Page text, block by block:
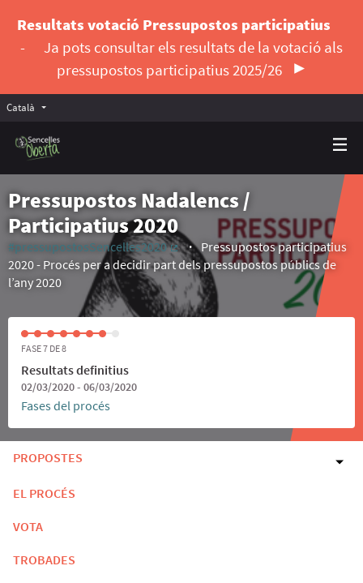
Resultats votació Pressupostos participatius
-
Ja pots consultar els resultats de la votació als
pressupostos participatius 2025/26
Català Triar la llengua
Pressupostos Nadalencs /
Participatius 2020
#pressupostosSencelles2020
(Enllaç extern)
Pressupostos participatius
2020 - Procés per a decidir part dels pressupostos públics de
l’any 2020
FASE 7 DE 8
Resultats definitius
02/03/2020 - 06/03/2020
Fases del procés
PROPOSTES
EL PROCÉS
VOTA
TROBADES